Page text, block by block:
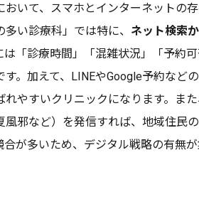
おいて、スマホとインターネットの
多い診療科」では特に、 ネット検索
は「診療時間」「混雑状況」「予約
す。加えて、LINEやGoogle予約など
れやすいクリニックになります。ま
風邪など）を発信すれば、地域住民
合が多いため、デジタル戦略の有無